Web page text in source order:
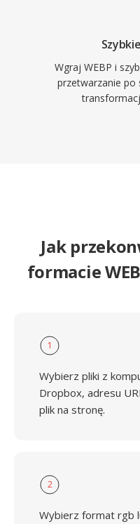
Wgraj WEBP i
przetwarzanie po
Jak
formacie
1
Wybierz pliki z
Dropbox, adresu
plik na stronę.
2
Wybierz format rgb